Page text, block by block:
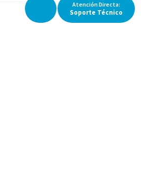
AtenciónDirecta:
Soporte Técnico